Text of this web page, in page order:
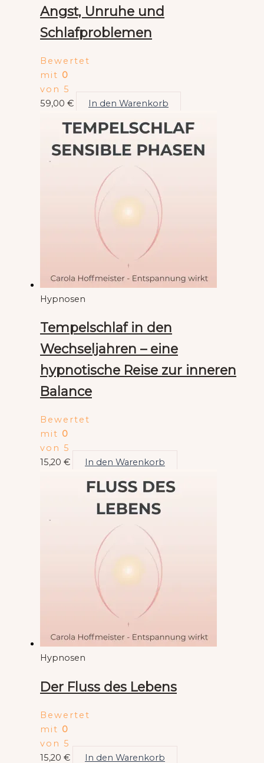
Angst, Unruhe und
Schlafproblemen
Bewertet
mit 0
von 5
59,00 € In den Warenkorb
Hypnosen
Tempelschlaf in den
Wechseljahren – eine
hypnotische Reise zur inneren
Balance
Bewertet
mit 0
von 5
15,20 € In den Warenkorb
Hypnosen
Der Fluss des Lebens
Bewertet
mit 0
von 5
15,20 € In den Warenkorb